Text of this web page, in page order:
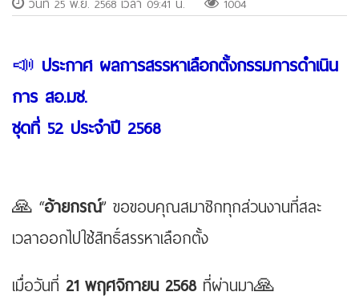
📣 ประกาศ ผลการสรรหาเลือกตั้งกรรมการดำเนิน
การ สอ.มช.
ชุดที่ 52 ประจำปี 2568
🙏 “อ้ายกรณ์” ขอขอบคุณสมาชิกทุกส่วนงานที่สละ
เวลาออกไปใช้สิทธิ์สรรหาเลือกตั้ง
เมื่อวันที่ 21 พฤศจิกายน 2568ที่ผ่านมา🙏